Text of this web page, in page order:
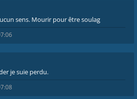
sens. Mourir pour être soulag
je suie perdu.